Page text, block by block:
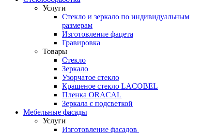
Услуги
Стекло и зеркало по индивидуальным
размерам
Изготовление фацета
Гравировка
Товары
Стекло
Зеркало
Узорчатое стекло
Крашеное стекло LACOBEL
Пленка ORACAL
Зеркала с подсветкой
Мебельные фасады
Услуги
Изготовление фасадов